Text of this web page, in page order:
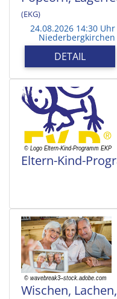
(EKG)
24.08.2026 14:30 Uhr
Niederbergkirchen
DETAIL
Eltern-Kind-
Wischen,